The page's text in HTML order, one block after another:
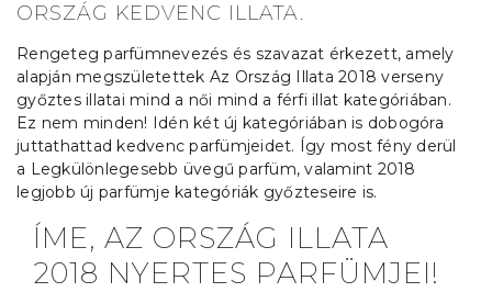
ORSZÁG KEDVENC ILLATA.
Rengeteg parfümnevezés és szavazat érkezett, amely
alapján megszületettek Az Ország Illata 2018 verseny
győztes illatai mind a női mind a férfi illat kategóriában.
Ez nem minden! Idén két új kategóriában is dobogóra
juttathattad kedvenc parfümjeidet. Így most fény derül
a Legkülönlegesebb üvegű parfüm, valamint 2018
legjobb új parfümje kategóriák győzteseire is.
ÍME, AZ ORSZÁG ILLATA
2018 NYERTES PARFÜMJEI!